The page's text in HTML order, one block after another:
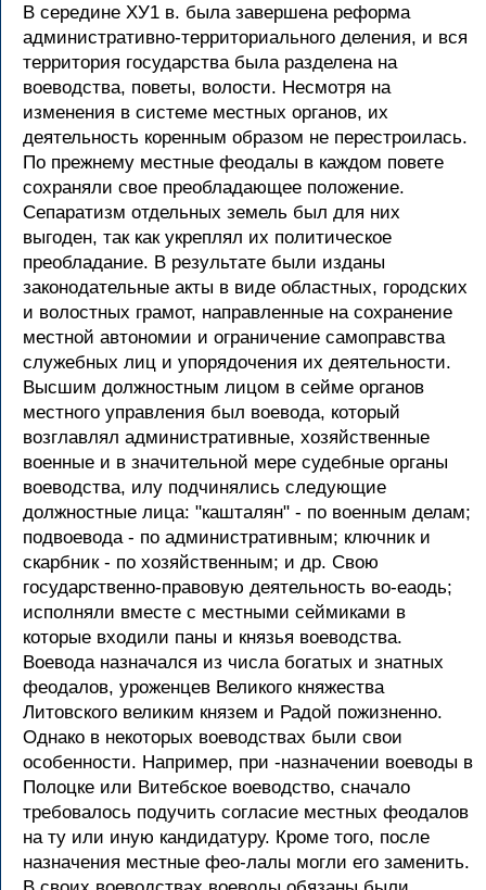
В середине ХУ1 в. была завершена реформа
административно-территориального деления, и вся
территория государства была разделена на
воеводства, поветы, волости. Несмотря на
изменения в системе местных органов, их
деятельность коренным образом не перестроилась.
По прежнему местные феодалы в каждом повете
сохраняли свое преобладающее положение.
Сепаратизм отдельных земель был для них
выгоден, так как укреплял их политическое
преобладание. В результате были изданы
законодательные акты в виде областных, городских
и волостных грамот, направленные на сохранение
местной автономии и ограничение самоправства
служебных лиц и упорядочения их деятельности.
Высшим должностным лицом в сейме органов
местного управления был воевода, который
возглавлял административные, хозяйственные
военные и в значительной мере судебные органы
воеводства, илу подчинялись следующие
должностные лица: "кашталян" - по военным делам;
подвоевода - по административным; ключник и
скарбник - по хозяйственным; и др. Свою
государственно-правовую деятельность во-еаодь;
исполняли вместе с местными сеймиками в
которые входили паны и князья воеводства.
Воевода назначался из числа богатых и знатных
феодалов, уроженцев Великого княжества
Литовского великим князем и Радой пожизненно.
Однако в некоторых воеводствах были свои
особенности. Например, при -назначении воеводы в
Полоцке или Витебское воеводство, сначало
требовалось подучить согласие местных феодалов
на ту или иную кандидатуру. Кроме того, после
назначения местные фео-лалы могли его заменить.